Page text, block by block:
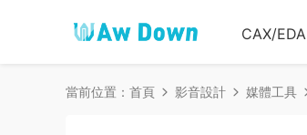
CAX/EDA
當前位置： 首頁 影音設計 媒體工具